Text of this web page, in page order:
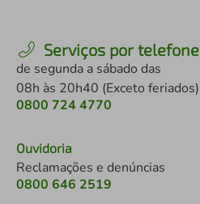
Serviços por telefone
de segunda a sábado das
08h às 20h40 (Exceto feriados)
0800 724 4770
Ouvidoria
Reclamações e denúncias
0800 646 2519